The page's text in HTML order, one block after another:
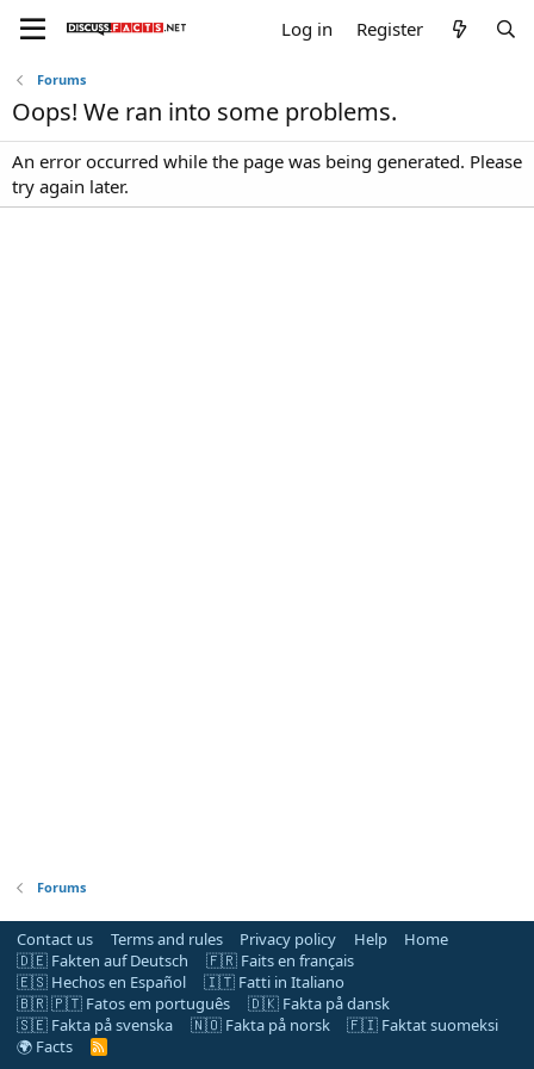
Log in Register
Forums
Oops! We ran into some problems.
An error occurred while the page was being generated. Please
try again later.
Forums
Contact us Terms and rules Privacy policy Help
Home
🇩🇪 Fakten auf Deutsch
🇫🇷 Faits en français
🇪🇸 Hechos en Español
🇮🇹 Fatti in Italiano
🇧🇷 🇵🇹 Fatos em português
🇩🇰 Fakta på dansk
🇸🇪 Fakta på svenska
🇳🇴 Fakta på norsk
🇫🇮 Faktat suomeksi
🌍 Facts
R